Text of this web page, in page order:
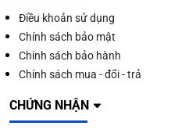
Điều khoản sử dụng
Chính sách bảo mật
Chính sách bảo hành
Chính sách mua - đổi - trả
CHỨNG NHẬN